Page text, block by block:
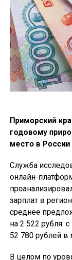
Приморский
годовому
место в России
Служба
онлайн-
зарплат в
среднее
на 2 522 рубля:
52 780 рублей в
В целом по